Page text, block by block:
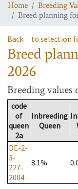
Home
Breeding
Breed planning
Back to selection
Breed
2026
Breeding values
code
of
queen
2a
Inbreeding
Queen
DE-2-
3-
227-
2004
8.1%